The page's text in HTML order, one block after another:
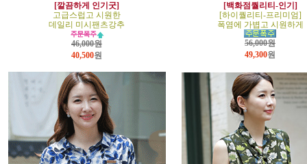
[깔끔하게 인기굿]
고급스럽고 시원한
데일리 미시팬츠강추
46,000원
40,500원
[백화점퀄리티-인기]
[하이퀄리티-프리미엄]
폭염에 가볍고 시원하게
56,000원
49,300원